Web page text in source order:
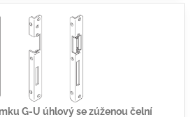
G-U úhlový se zúženou čelní